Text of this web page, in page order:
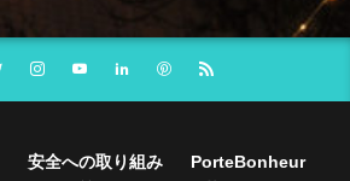
安全への取り組み
PorteBonheur